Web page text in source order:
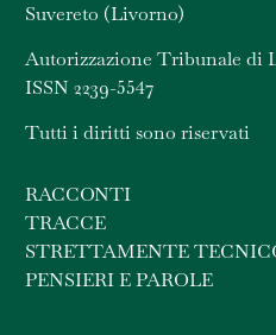
Suvereto (Livorno)
Autorizzazione Tribunale di
ISSN 2239-5547
Tutti i diritti sono riservati
RACCONTI
TRACCE
STRETTAMENTE
PENSIERI E PAROLE